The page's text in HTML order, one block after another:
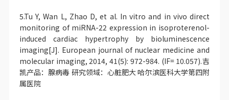
5.Tu Y, Wan L, Zhao D, et al. In vitro and in vivo direct
monitoring of miRNA-22 expression in isoproterenol-
induced cardiac hypertrophy by bioluminescence
imaging[J]. European journal of nuclear medicine and
molecular imaging, 2014, 41(5): 972-984. (IF= 10.057).吉
凯产品：腺病毒 研究领域：心脏肥大 哈尔滨医科大学第四附
属医院